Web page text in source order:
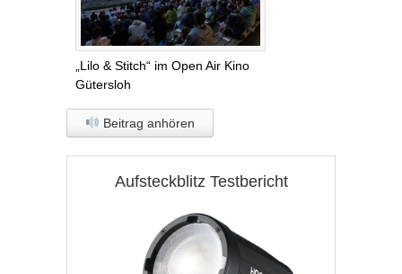
„Lilo & Stitch“ im Open Air Kino
Gütersloh
Beitrag anhören
Aufsteckblitz Testbericht